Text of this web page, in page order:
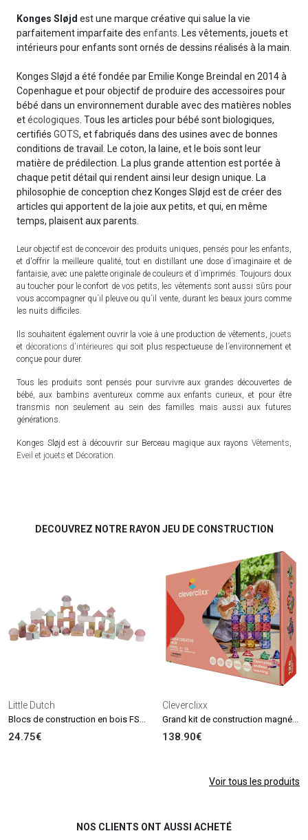
Konges Sløjd est une marque créative qui salue la vie
parfaitement imparfaite des enfants. Les vêtements, jouets et
intérieurs pour enfants sont ornés de dessins réalisés à la main.
Konges Sløjd a été fondée par Emilie Konge Breindal en 2014 à
Copenhague et pour objectif de produire des accessoires pour
bébé dans un environnement durable avec des matières nobles
etécologiques. Tous les articles pour bébé sont biologiques,
certifiés GOTS, et fabriqués dans des usines avec de bonnes
conditions de travail. Le coton, la laine, et le bois sont leur
matière de prédilection. La plus grande attention est portée à
chaque petit détail qui rendent ainsi leur design unique. La
philosophie de conception chez Konges Sløjd est de créer des
articles qui apportent de la joie aux petits, et qui, en même
temps, plaisent aux parents.
Leur objectif est de concevoir des produits uniques, pensés pour les enfants,
et d'offrir la meilleure qualité, tout en distillant une dose d´imaginaire et de
fantaisie, avec une palette originale de couleurs et d´imprimés. Toujours doux
au toucher pour le confort de vos petits, les vêtements sont aussi sûrs pour
vous accompagner qu´il pleuve ou qu´il vente, durant les beaux jours comme
les nuits difficiles.
Ils souhaitent également ouvrir la voie à une production de vêtements, jouets
et décorations d'intérieures qui soit plus respectueuse de l´environnement et
conçue pour durer.
Tous les produits sont pensés pour survivre aux grandes découvertes de
bébé, aux bambins aventureux comme aux enfants curieux, et pour être
transmis non seulement au sein des familles mais aussi aux futures
générations.
Konges Sløjd est à découvrir sur Berceau magique aux rayons Vêtements,
Eveil et jouets et Décoration.
DECOUVREZ NOTRE RAYON JEU DE CONSTRUCTION
Little Dutch
Blocs de construction en bois FSC Fairy Friends
24.75€
Cleverclixx
Grand kit de construction magnétique Creative Pastel (125 pièces)
138.90€
Voir tous les produits
NOS CLIENTS ONT AUSSI ACHETÉ